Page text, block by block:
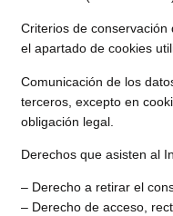
Criterios de
el apartado de cookies
Comunicación de los
terceros, excepto en
obligación legal.
Derechos que asisten al
– Derecho a retirar el
– Derecho de acceso,